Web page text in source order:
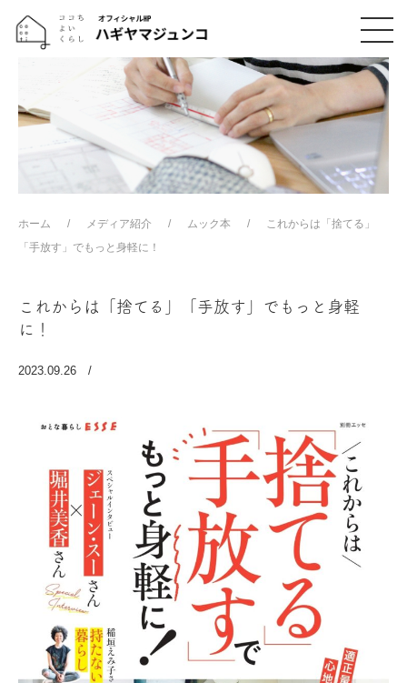
ホーム メディア紹介 ムック本
これからは「捨てる」
「手放す」でもっと身軽に！
これからは「捨てる」「手放す」でもっと身軽
に！
2023.09.26 /